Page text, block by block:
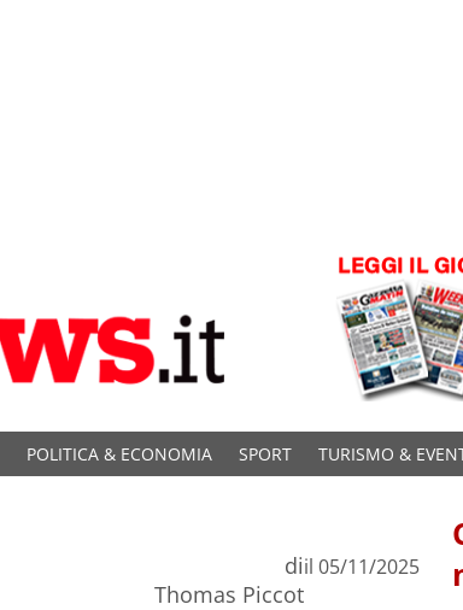
POLITICA & ECONOMIA SPORT TURISMO &
di
Thomas Piccot
il 05/11/2025